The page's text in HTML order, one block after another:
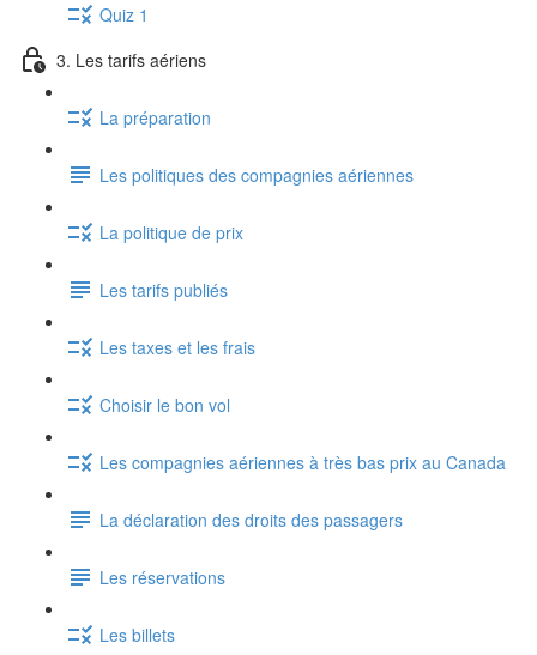
Quiz 1
3. Les tarifs aériens
La préparation
Les politiques des compagnies aériennes
La politique de prix
Les tarifs publiés
Les taxes et les frais
Choisir le bon vol
Les compagnies aériennes à très bas prix au Canada
La déclaration des droits des passagers
Les réservations
Les billets